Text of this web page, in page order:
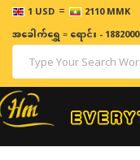
1 USD = 2110 MMK
ဈေးနှုန်းများသည် အချိ
အခေါက်ရွှေ=ရောင်း -